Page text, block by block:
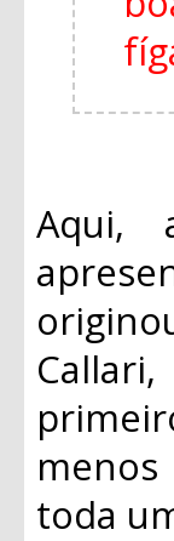
Aqui,
toda